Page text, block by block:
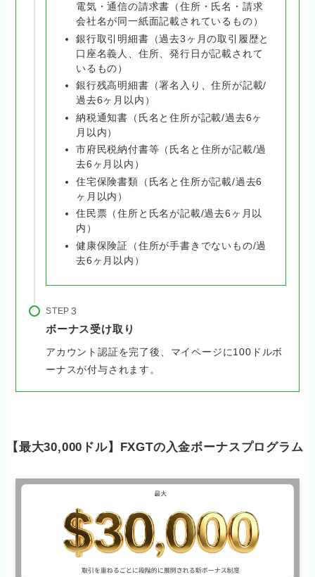
電気・通信の請求書（住所・氏名・請求
会社名が同一紙面記載されているもの）
銀行取引明細書（過去3ヶ月の取引履歴と
口座名義人、住所、発行日が記載されて
いるもの）
銀行残高明細書（署名入り、住所が記載/
過去6ヶ月以内）
納税通知書（氏名と住所が記載/過去6ヶ
月以内）
市府民税納付書等（氏名と住所が記載/過
去6ヶ月以内）
住宅保険書類（氏名と住所が記載/過去6
ヶ月以内）
住民票（住所と氏名が記載/過去6ヶ月以
内）
健康保険証（住所が手書きでないもの/過
去6ヶ月以内）
STEP
ボーナス受け取り
アカウント認証を完了後、マイページに100ドルボ
ーナスが付与されます。
【最大30,000ドル】FXGTの入金ボーナスプログラム